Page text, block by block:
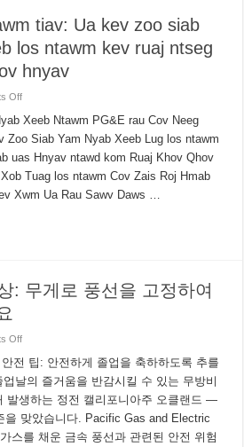
bay
bằng
vật
nặng
tiav: Ua kev zoo siab
los ntawm kev ruaj ntseg
hnyav
Offon
rau
cov
kawm
Ua
kev
zoo
siab
rau
ntseg
Balloons
Xeeb Ntawm PG&E rau Cov Neeg
Zoo Siab Yam Nyab Xeeb Lug los ntawm
uas Hnyav ntawd kom Ruaj Khov Qhov
Tuag los ntawm Cov Zais Roj Hmab
Xwm Ua Rau Sawv Daws …
: 무게로 풍선을 고정하여
Offon
졸
생
대
상:
무
게
전 팁: 안전하게 졸업을 축하하도록 추를
날의 즐거움을 반감시킬 수 있는 무방비
발생하는 정전 캘리포니아주 오클랜드 —
을 맞았습니다. Pacific Gas and Electric
스를 채운 금속 풍선과 관련된 안전 위험